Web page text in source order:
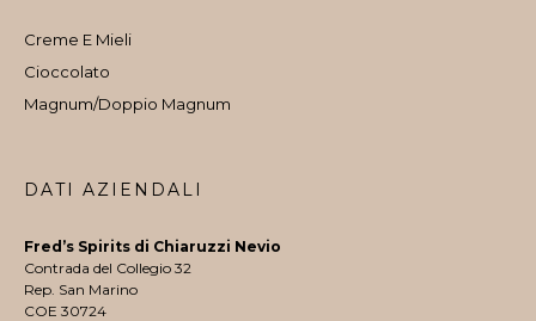
DATI AZIENDALI
Fred’s Spirits di Chiaruzzi Nevio
Contrada del Collegio 32
Rep. San Marino
COE 30724
Creme E Mieli
Cioccolato
Magnum/Doppio Magnum